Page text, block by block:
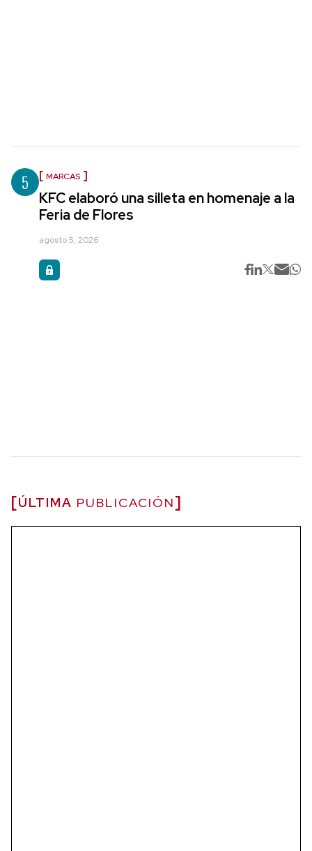
5 MARCAS
KFC elaboró una silleta en homenaje a la
Feria de Flores
agosto 5, 2026
ÚLTIMA PUBLICACIÓN